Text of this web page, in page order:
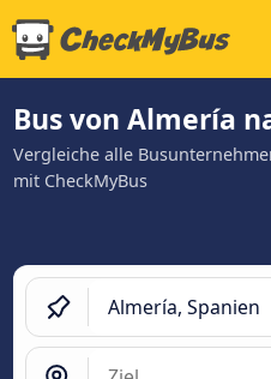
Bus von Almería
Vergleiche alle
mit CheckMyBus